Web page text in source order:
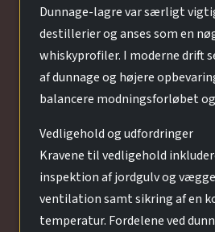
Dunnage-lagre var særligt
destillerier og anses som en
whiskyprofiler. I moderne drift
af dunnage og højere
balancere modningsforløbet
Vedligehold og udfordringer
Kravene til vedligehold
inspektion af jordgulv og
ventilation samt sikring af en
temperatur. Fordelene ved